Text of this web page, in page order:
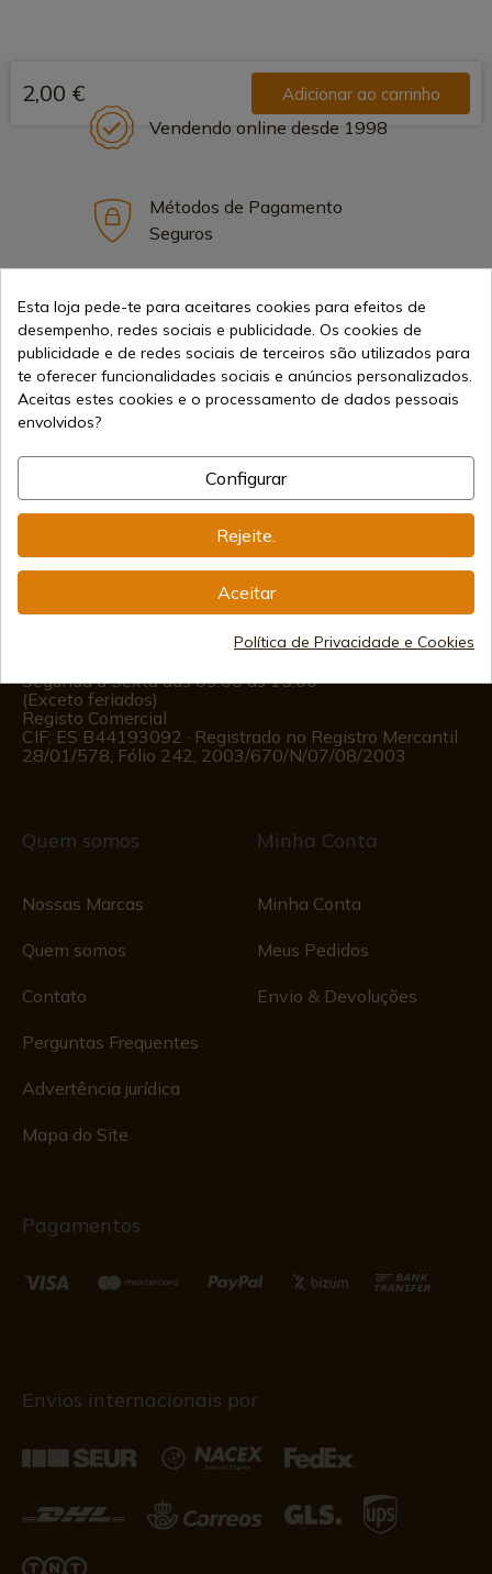
2,00 € Adicionar ao carrinho
Vendendo online desde 1998
Métodos de Pagamento
Seguros
Frete Internacional
Informação
(+34)978 877 088
(+34)676 850 364
Segunda a Sexta das 09:00 às 15:00
(Exceto feriados)
Registo Comercial
CIF: ES B44193092 · Registrado no Registro Mercantil
28/01/578, Fólio 242, 2003/670/N/07/08/2003
Quem somos
Nossas Marcas
Quem somos
Contato
Perguntas Frequentes
Advertência jurídica
Mapa do Site
Minha Conta
Minha Conta
Meus Pedidos
Envio & Devoluções
Pagamentos
Envios internacionais por
Esta loja pede-te para aceitares cookies para efeitos de
desempenho, redes sociais e publicidade. Os cookies de
publicidade e de redes sociais de terceiros são utilizados para
te oferecer funcionalidades sociais e anúncios personalizados.
Aceitas estes cookies e o processamento de dados pessoais
envolvidos?
Configurar
Rejeite.
Aceitar
Política de Privacidade e Cookies